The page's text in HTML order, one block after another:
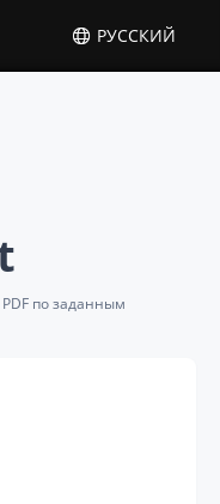
РУССКИЙ
по заданным